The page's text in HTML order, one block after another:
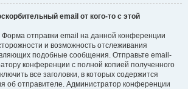
email от кого-то с этой
отправки email на данной конференции
и возможность отслеживания
подобные сообщения. Отправьте email-
конференции с полной копией полученного
все заголовки, в которых содержится
об отправителе. Администратор конференции